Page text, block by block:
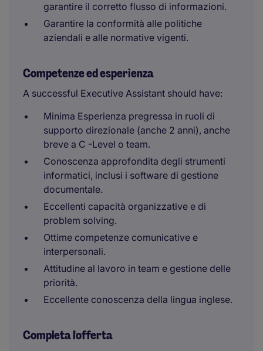
garantire il corretto flusso di informazioni.
Garantire la conformità alle politiche
aziendali e alle normative vigenti.
Competenze ed esperienza
A successful Executive Assistant should have:
Minima Esperienza pregressa in ruoli di
supporto direzionale (anche 2 anni), anche
breve a C -Level o team.
Conoscenza approfondita degli strumenti
informatici, inclusi i software di gestione
documentale.
Eccellenti capacità organizzative e di
problem solving.
Ottime competenze comunicative e
interpersonali.
Attitudine al lavoro in team e gestione delle
priorità.
Eccellente conoscenza della lingua inglese.
Completa l'offerta